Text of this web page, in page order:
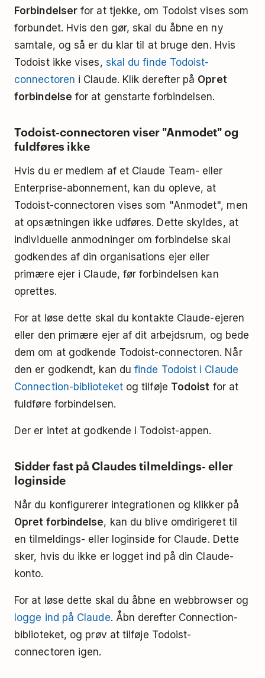
Forbindelser for at tjekke, om Todoist vises som
forbundet. Hvis den gør, skal du åbne en ny
samtale, og så er du klar til at bruge den. Hvis
Todoist ikke vises, skal du finde Todoist-
connectoren i Claude. Klik derefter på Opret
forbindelse for at genstarte forbindelsen.
Todoist-connectoren viser "Anmodet" og
fuldføres ikke
Hvis du er medlem af et Claude Team- eller
Enterprise-abonnement, kan du opleve, at
Todoist-connectoren vises som "Anmodet", men
at opsætningen ikke udføres. Dette skyldes, at
individuelle anmodninger om forbindelse skal
godkendes af din organisations ejer eller
primære ejer i Claude, før forbindelsen kan
oprettes.
For at løse dette skal du kontakte Claude-ejeren
eller den primære ejer af dit arbejdsrum, og bede
dem om at godkende Todoist-connectoren. Når
den er godkendt, kan dufinde Todoist i Claude
Connection-biblioteketog tilføje Todoist for at
fuldføre forbindelsen.
Der er intet at godkende i Todoist-appen.
Sidder fast på Claudes tilmeldings- eller
loginside
Når du konfigurerer integrationen og klikker på
Opret forbindelse, kan du blive omdirigeret til
en tilmeldings- eller loginside for Claude. Dette
sker, hvis du ikke er logget ind på din Claude-
konto.
For at løse dette skal du åbne en webbrowser og
logge ind på Claude. Åbn derefter Connection-
biblioteket, og prøv at tilføje Todoist-
connectoren igen.